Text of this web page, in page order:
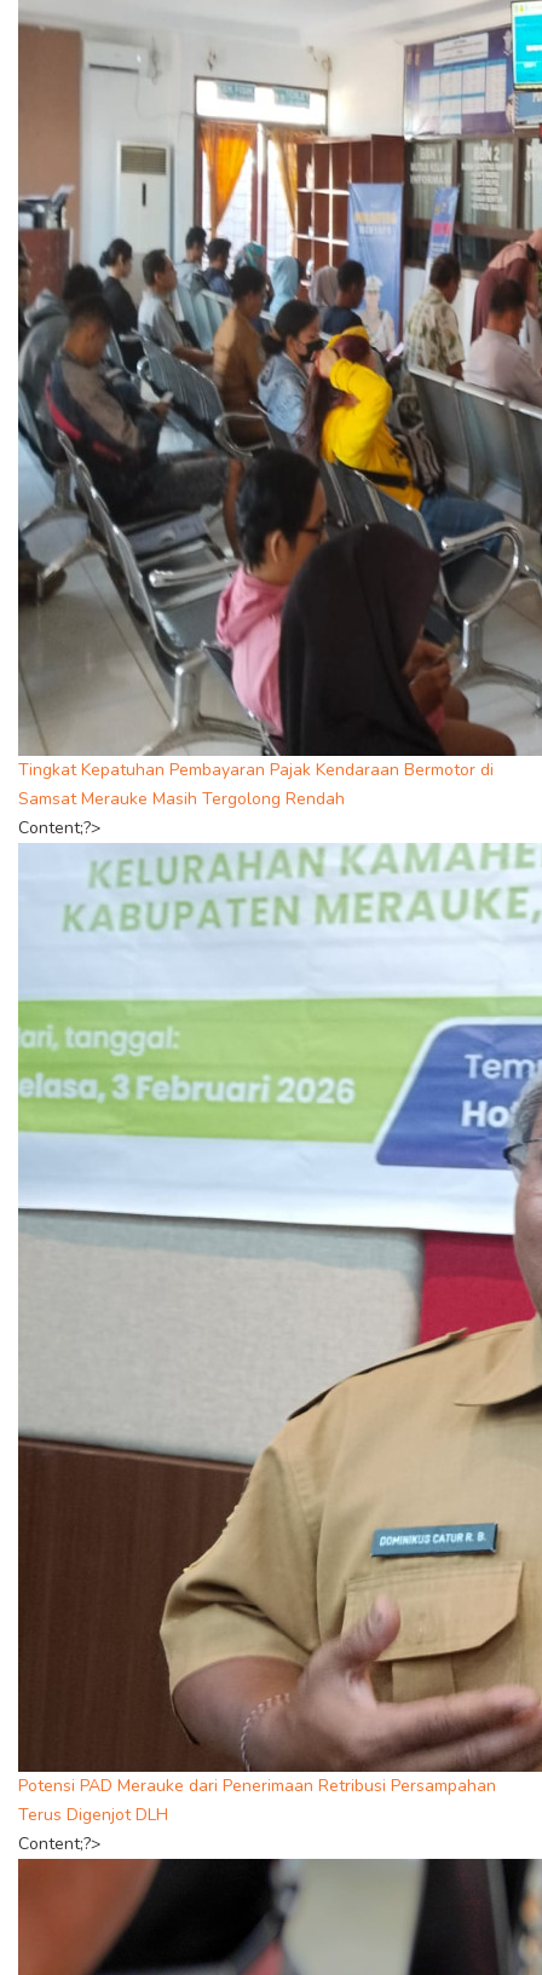
Tingkat Kepatuhan Pembayaran Pajak Kendaraan Bermotor di
Samsat Merauke Masih Tergolong Rendah
Content;?>
Potensi PAD Merauke dari Penerimaan Retribusi Persampahan
Terus Digenjot DLH
Content;?>